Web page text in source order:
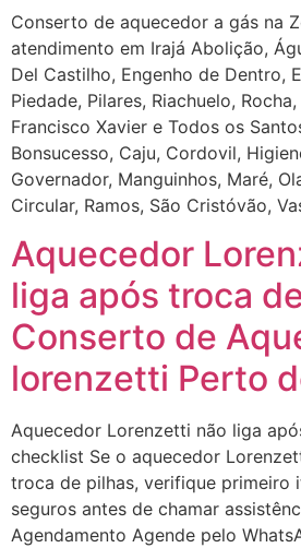
Conserto de aquecedor a gás na
atendimento em Irajá Abolição,
Del Castilho, Engenho de Dentro,
Piedade, Pilares, Riachuelo,
Francisco Xavier e Todos os
Bonsucesso, Caju, Cordovil,
Governador, Manguinhos, Maré,
Circular, Ramos, São Cristóvão,
Aquecedor
liga após troca
Conserto de
lorenzetti Perto
Aquecedor Lorenzetti não liga
checklist Se o aquecedor
troca de pilhas, verifique primeiro
seguros antes de chamar
Agendamento Agende pelo